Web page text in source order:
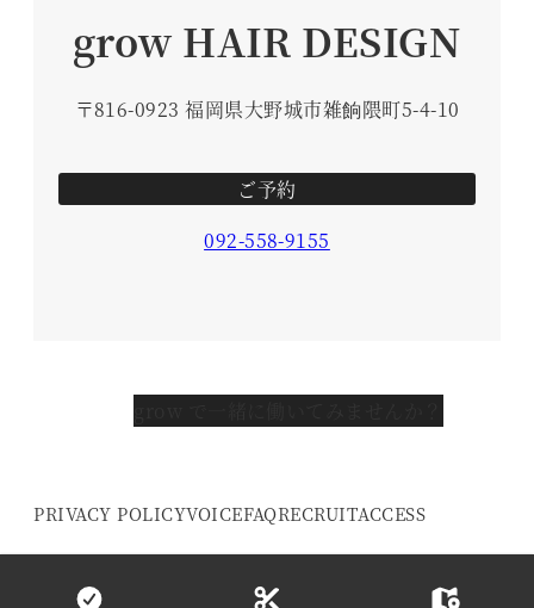
grow HAIR DESIGN
〒816-0923 福岡県大野城市雑餉隈町5-4-10
ご予約
092-558-9155
PRIVACY POLICYVOICEFAQRECRUITACCESS
© 2016- grow HAIR DESIGN. All Rights